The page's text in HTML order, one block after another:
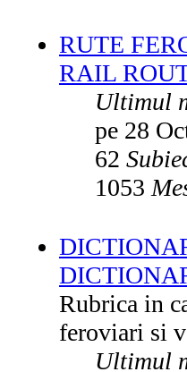
RUTE
RAIL
Ultimul
pe 28
62
1053
Rubrica in
feroviari si
Ultimul